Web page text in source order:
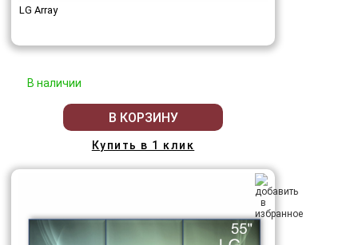
LG Array
В наличии
В КОРЗИНУ
Купить в 1 клик